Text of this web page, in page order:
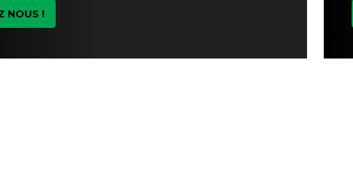
NOUS !